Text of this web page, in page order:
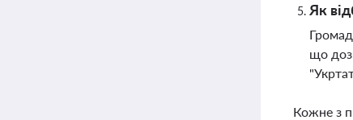
Як
що
Кожне з